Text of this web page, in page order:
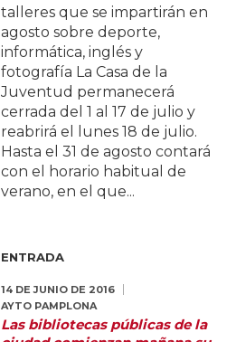
talleres que se impartirán en
agosto sobre deporte,
informática, inglés y
fotografía La Casa de la
Juventud permanecerá
cerrada del 1 al 17 de julio y
reabrirá el lunes 18 de julio.
Hasta el 31 de agosto contará
con el horario habitual de
verano, en el que...
ENTRADA
14 DE JUNIO DE 2016
AYTO PAMPLONA
Las bibliotecas públicas de la